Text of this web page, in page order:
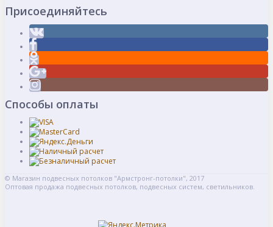
Присоединяйтесь
Способы оплаты
© Магазин подвесных потолков "Армстронг-потолки", 2017
Оптовая продажа подвесных потолков, подвесных систем, светильников.